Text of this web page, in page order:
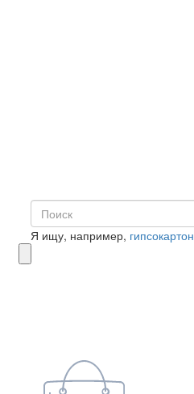
Я ищу, например, гипсокартон